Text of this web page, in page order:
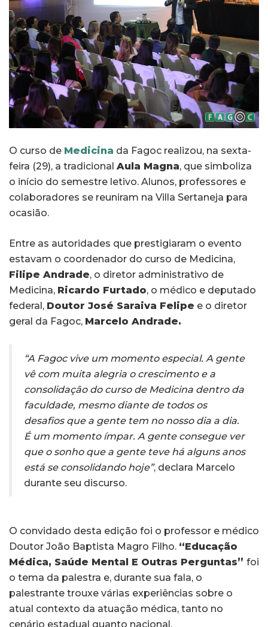
O curso de Medicina da Fagoc realizou, na sexta-
feira (29), a tradicional Aula Magna, que simboliza
o início do semestre letivo. Alunos, professores e
colaboradores se reuniram na Villa Sertaneja para
ocasião.
Entre as autoridades que prestigiaram o evento
estavam o coordenador do curso de Medicina,
Filipe Andrade, o diretor administrativo de
Medicina, Ricardo Furtado, o médico e deputado
federal, Doutor José Saraiva Felipe e o diretor
geral da Fagoc, Marcelo Andrade.
“A Fagoc vive um momento especial. A gente
vê com muita alegria o crescimento e a
consolidação do curso de Medicina dentro da
faculdade, mesmo diante de todos os
desafios que a gente tem no nosso dia a dia.
É um momento ímpar. A gente consegue ver
que o sonho que a gente teve há alguns anos
está se consolidando hoje”, declara Marcelo
durante seu discurso.
O convidado desta edição foi o professor e médico
Doutor João Baptista Magro Filho. “Educação
Médica, Saúde Mental E Outras Perguntas” foi
o tema da palestra e, durante sua fala, o
palestrante trouxe várias experiências sobre o
atual contexto da atuação médica, tanto no
cenário estadual quanto nacional.